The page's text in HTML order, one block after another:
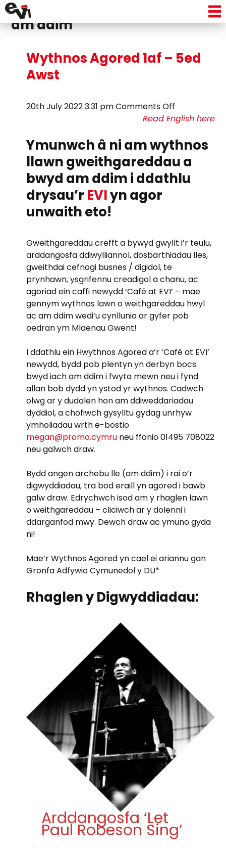
Tag Archive: digwyddiadau
am ddim
Wythnos Agored 1af – 5ed
Awst
20th July 2022 3:31 pmComments Off
Wythnos
1af
5ed
Awst
Read English here
Ymunwch â ni am wythnos
llawn gweithgareddau a
bwyd am ddim i ddathlu
drysau’r EVIyn agor
unwaith eto!
Gweithgareddau crefft a bywyd gwyllt i’r teulu,
arddangosfa ddiwylliannol, dosbarthiadau lles,
gweithdai cefnogi busnes / digidol, te
prynhawn, ysgrifennu creadigol a chanu, ac
agoriad ein caffi newydd ‘Café at EVI’ – mae
gennym wythnos lawn o weithgareddau hwyl
ac am ddim wedi’u cynllunio ar gyfer pob
oedran ym Mlaenau Gwent!
I ddathlu ein Hwythnos Agored a’r ‘Café at EVI’
newydd, bydd pob plentyn yn derbyn bocs
bwyd iach am ddim i fwyta mewn neu i fynd
allan bob dydd yn ystod yr wythnos. Cadwch
olwg ar y dudalen hon am ddiweddariadau
dyddiol, a chofiwch gysylltu gydag unrhyw
ymholiadau wrth e-bostio
megan@promo.cymru neu ffonio 01495 708022
neu galwch draw.
Bydd angen archebu lle (am ddim) i rai o’r
digwyddiadau, tra bod eraill yn agored i bawb
galw draw. Edrychwch isod am y rhaglen lawn
o weithgareddau – cliciwch ar y dolenni i
ddarganfod mwy. Dewch draw ac ymuno gyda
ni!
Mae’r Wythnos Agored yn cael ei ariannu gan
Gronfa Adfywio Cymunedol y DU*
Rhaglen y Digwyddiadau:
Arddangosfa ‘Let
Paul Robeson Sing’